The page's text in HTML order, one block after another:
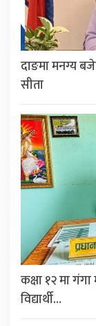
दाङमा मनग्य
सीता
कक्षा १२ मा
विद्यार्थी…